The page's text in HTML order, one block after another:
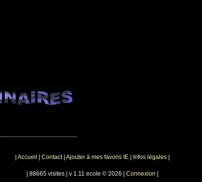
Accueil Contact| Ajouter à mes favoris IE Infos légales
| 88665 visites | v 1.11 ecole © 2026 | Connexion